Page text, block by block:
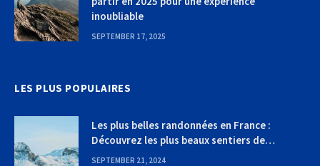
inoubliable
SEPTEMBER 17, 2025
LES PLUS POPULAIRES
Les plus belles randonnées en France :
Découvrez les plus beaux sentiers de
randonnée
SEPTEMBER 21, 2024